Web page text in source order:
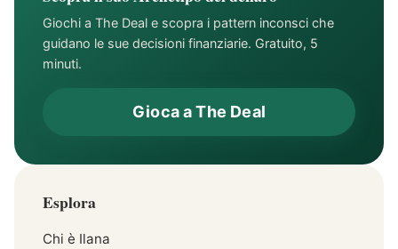
Giochi a The Deal e scopra i pattern inconsci che
guidano le sue decisioni finanziarie. Gratuito, 5
minuti.
Gioca a The Deal
Esplora
Chi è Ilana